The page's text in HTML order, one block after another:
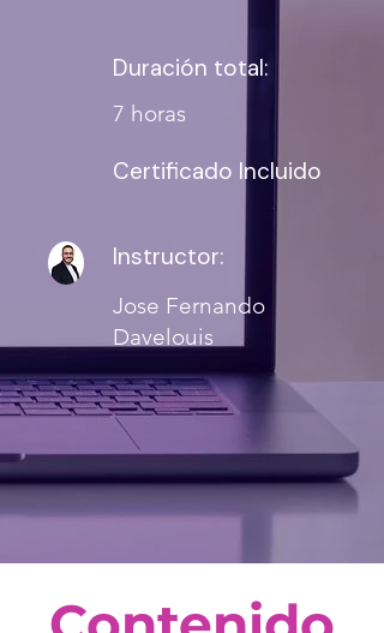
Duración total:
7 horas
Certificado Incluido
Instructor:
Jose Fernando
Davelouis